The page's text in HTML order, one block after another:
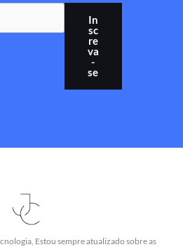
In
sc
re
va
-
se
Estou sempre atualizado sobre as